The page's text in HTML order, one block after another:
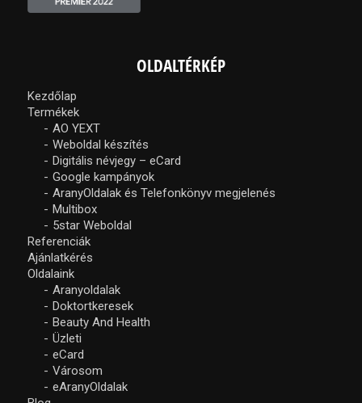
OLDALTÉRKÉP
Kezdőlap
Termékek
AO YEXT
Weboldal készítés
Digitális névjegy – eCard
Google kampányok
AranyOldalak és Telefonkönyv megjelenés
Multibox
5star Weboldal
Referenciák
Ajánlatkérés
Oldalaink
Aranyoldalak
Doktortkeresek
Beauty And Health
Üzleti
eCard
Városom
eAranyOldalak